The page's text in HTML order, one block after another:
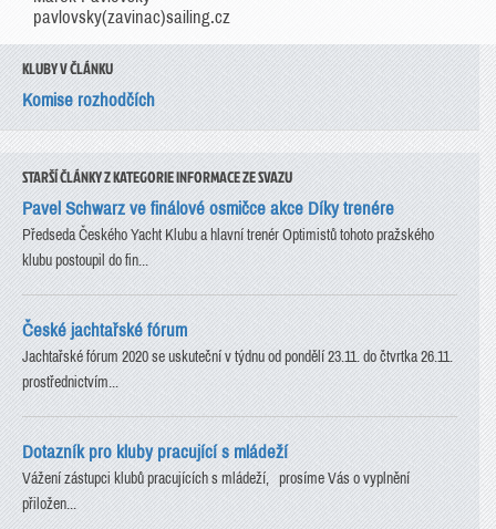
pavlovsky(zavinac)sailing.cz
KLUBY V ČLÁNKU
Komise rozhodčích
STARŠÍ ČLÁNKY Z KATEGORIE INFORMACE ZE SVAZU
Pavel Schwarz ve finálové osmičce akce Díky trenére
Předseda Českého Yacht Klubu a hlavní trenér Optimistů tohoto pražského
klubu postoupil do fin...
České jachtařské fórum
Jachtařské fórum 2020 se uskuteční v týdnu od pondělí 23.11. do čtvrtka 26.11.
prostřednictvím...
Dotazník pro kluby pracující s mládeží
Vážení zástupci klubů pracujících s mládeží, prosíme Vás o vyplnění
přiložen...